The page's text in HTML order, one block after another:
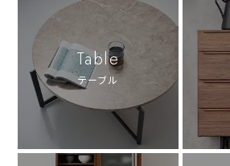
Table
テーブル